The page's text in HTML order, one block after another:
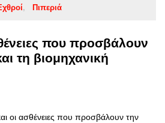
Πιπεριά
που προσβάλουν
τη βιομηχανική
οι ασθένειες που προσβάλουν την